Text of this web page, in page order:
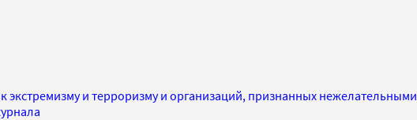
экстремизму и терроризму и организаций, признанных нежелательными